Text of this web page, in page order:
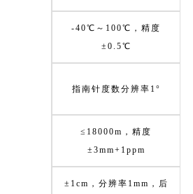
-40℃～100℃，精度
±0.5℃
指南针度数分辨率1°
≤18000m，精度
±3mm+1ppm
±1cm，分辨率1mm，后